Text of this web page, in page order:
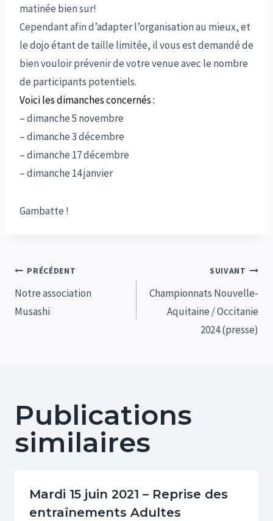
matinée bien sur!
Cependant afin d’adapter l’organisation au mieux, et
le dojo étant de taille limitée, il vous est demandé de
bien vouloir prévenir de votre venue avec le nombre
de participants potentiels.
Voici les dimanches concernés :
– dimanche 5 novembre
– dimanche 3 décembre
– dimanche 17 décembre
– dimanche 14 janvier
Gambatte !
Navigation
de
PRÉCÉDENT
Notre association
Musashi
SUIVANT
Championnats Nouvelle-
Aquitaine / Occitanie
2024 (presse)
Publications
similaires
Mardi 15 juin 2021 – Reprise des
entraînements Adultes